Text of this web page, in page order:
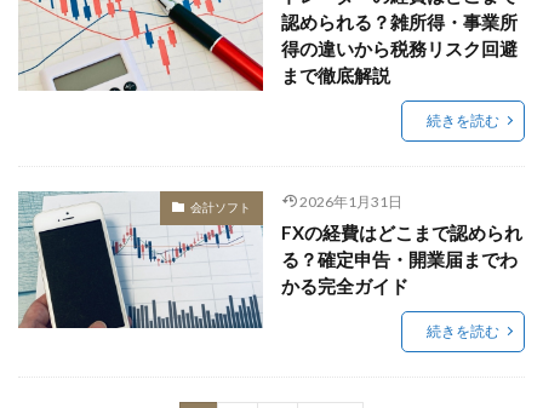
認められる？雑所得・事業所
得の違いから税務リスク回避
まで徹底解説
続きを読む
会計ソフト 2026年1月31日
FXの経費はどこまで認められ
る？確定申告・開業届までわ
かる完全ガイド
続きを読む